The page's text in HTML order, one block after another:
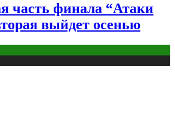
часть финала “Атаки
выйдет осенью